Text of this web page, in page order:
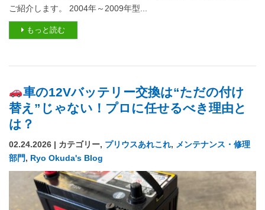
ご紹介します。 2004年～2009年型...
もっと読む
車の12Vバッテリー交換は“ただの付け
替え”じゃない！プロに任せるべき理由と
は？
02.24.2026 | カテゴリー, プリウスあれこれ, メンテナンス・修理
部門, Ryo Okuda's Blog